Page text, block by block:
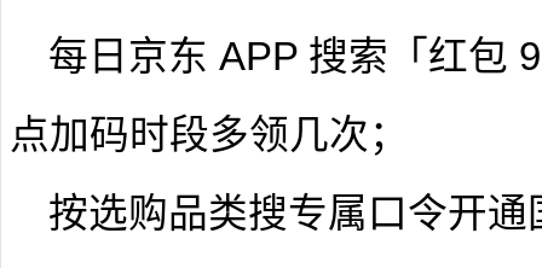
每日京东 APP 搜索「红包
点加码时段多领几次；
按选购品类搜专属口令开